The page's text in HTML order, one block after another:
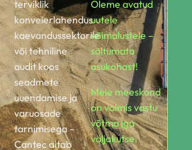
terviklik
konveierlahendus
kaevandussektorile
või tehniline
audit koos
seadmete
uuendamise ja
varuosade
tarnimisega –
Cantec aitab
Oleme avatud
uutele
võimalustele –
sõltumata
asukohast!
Meie meeskond
on valmis vastu
võtma iga
väljakutse.